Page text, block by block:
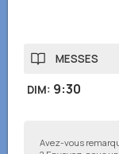
MESSES
DIM: 9:30
Avez-vous